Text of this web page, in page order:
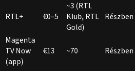
RTL+ €0–5
~3 (RTL
Klub, RTL
Gold)
Részben
Magenta
TV Now
(app)
€13 ~70 Részben